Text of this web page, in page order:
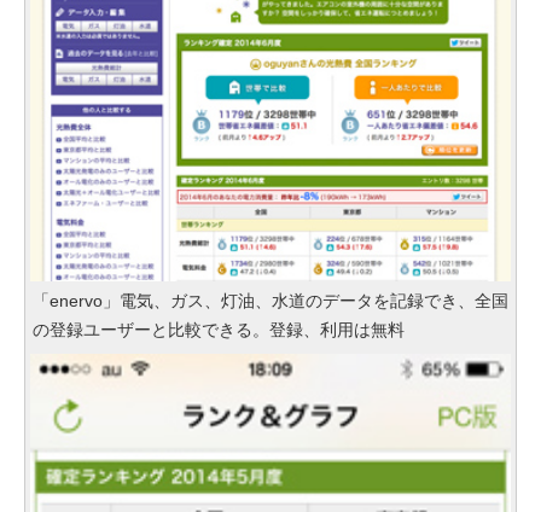
「enervo」電気、ガス、灯油、水道のデータを記録でき、全国
の登録ユーザーと比較できる。登録、利用は無料